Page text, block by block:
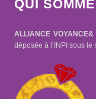
QUI
ALLIANCE
déposée à l’INPI sous le